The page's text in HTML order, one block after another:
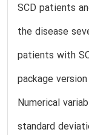
SCD patients
the disease
patients with
package
Numerical
standard